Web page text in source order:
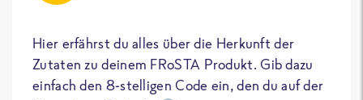
Hier erfährst du alles über die Herkunft der
Zutaten zu deinem FRoSTA Produkt. Gib dazu
einfach den 8-stelligen Code ein, den du auf der